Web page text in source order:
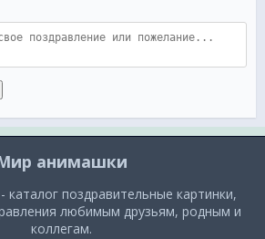
анимашки
каталог поздравительные картинки,
любимым друзьям, родным и
коллегам.